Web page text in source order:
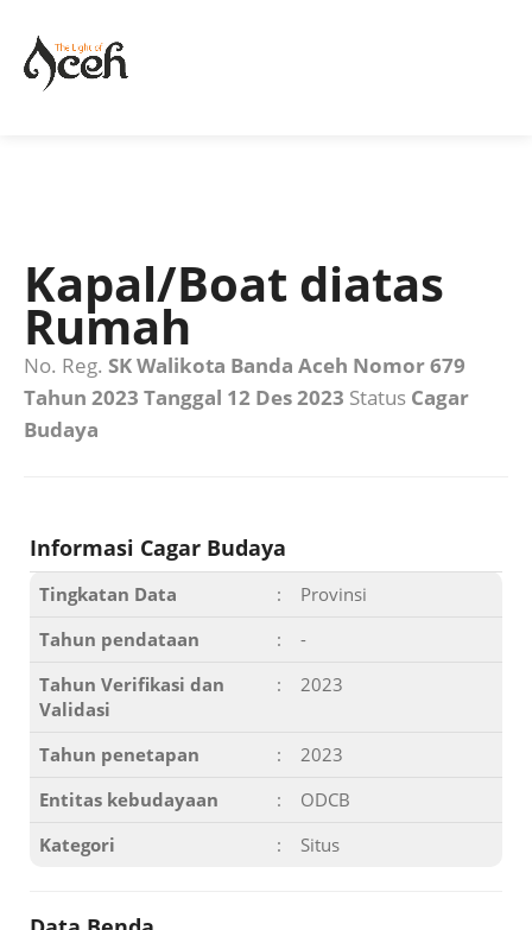
Kapal/Boat diatas
Rumah
No. Reg. SK Walikota Banda Aceh Nomor 679
Tahun 2023 Tanggal 12 Des 2023 Status Cagar
Budaya
Informasi Cagar Budaya
Tingkatan Data :
Provinsi
Tahun pendataan
:
-
Tahun Verifikasi dan
Validasi
: 2023
Tahun penetapan :
2023
Entitas kebudayaan
:
ODCB
Kategori
: Situs